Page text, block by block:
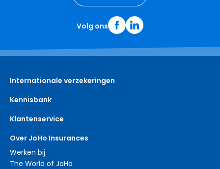
Volg ons
Internationale verzekeringen
Kennisbank
Klantenservice
Over JoHo Insurances
Werken bij
The World of JoHo